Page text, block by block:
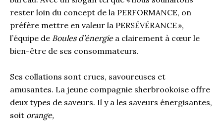
rester loin du concept de la PERFORMANCE, on
préfère mettre en valeur la PERSÉVÉRANCE »,
l’équipe de Boules d’énergiea clairement à cœur le
bien-être de ses consommateurs.
Ses collations sont crues, savoureuses et
amusantes. La jeune compagnie sherbrookoise offre
deux types de saveurs. Il y a les saveurs énergisantes,
soit orange,